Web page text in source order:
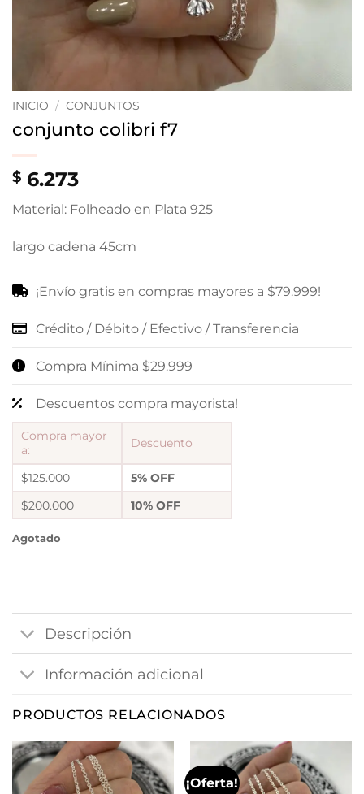
INICIO / CONJUNTOS
conjunto colibri f7
$ 6.273
Material: Folheado en Plata 925
largo cadena 45cm
¡Envío gratis en compras mayores a $79.999!
Crédito / Débito / Efectivo / Transferencia
Compra Mínima $29.999
Descuentos compra mayorista!
Compra mayor
a:
Descuento
$125.000
5% OFF
$200.000
10% OFF
Agotado
Descripción
Información adicional
PRODUCTOS RELACIONADOS
¡Oferta!